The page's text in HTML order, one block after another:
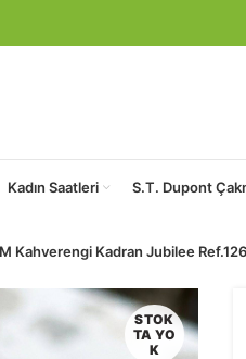
Kadın Saatleri S.T. Dupont
Kahverengi Kadran Jubilee
STOK
TA YO
K